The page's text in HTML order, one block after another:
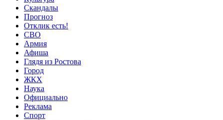
Скандалы
Прогноз
Отклик есть!
СВО
Армия
Афиша
Глядя из Ростова
Город
ЖКХ
Наука
Официально
Реклама
Спорт